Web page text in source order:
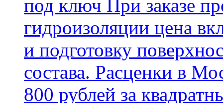
под ключ При заказе
гидроизоляции цена
и подготовку
состава. Расценки в
800 рублей за